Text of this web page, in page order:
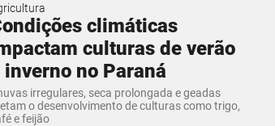
climáticas
culturas de verão
inverno no Paraná
irregulares, seca prolongada e geadas
o desenvolvimento de culturas como trigo,
e feijão